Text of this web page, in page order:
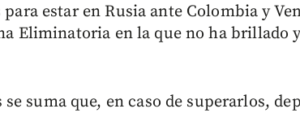
estar en Rusia ante Colombia y
Eliminatoria en la que no ha brillado
suma que, en caso de superarlos,